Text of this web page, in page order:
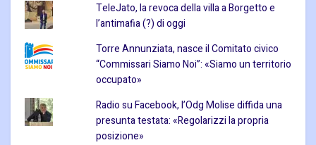
TeleJato, la revoca della villa a Borgetto e
l’antimafia (?) di oggi
Torre Annunziata, nasce il Comitato civico
“Commissari Siamo Noi”: «Siamo un territorio
occupato»
Radio su Facebook, l’Odg Molise diffida una
presunta testata: «Regolarizzi la propria
posizione»